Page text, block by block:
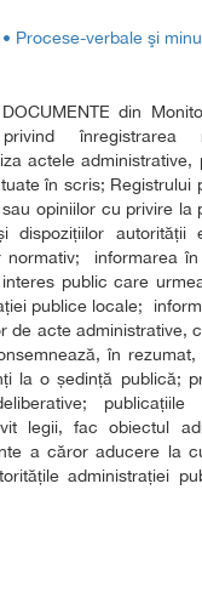
• Procese-verbale şi
din
actele administrative,
în scris; Registrului
opiniilor cu privire la
dispozițiilor autorității
informarea în
public care
publice locale;
de acte administrative,
în
la o ședință publică;
legii, fac obiectul
a căror aducere la
administrației